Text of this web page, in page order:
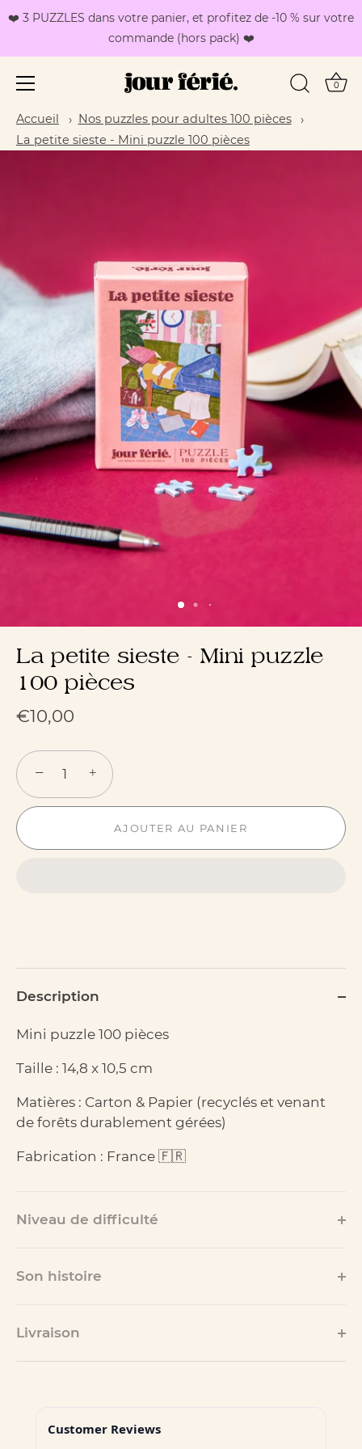
Passer
❤️ 3 PUZZLES dans votre panier, et profitez de -10 % sur votre
commande (hors pack) ❤️
0
Accueil
Nos puzzles pour adultes 100 pièces
La petite sieste - Mini puzzle 100 pièces
La petite sieste - Mini puzzle
100 pièces
€10,00
− +
AJOUTER AU PANIER
Description
Mini puzzle 100 pièces
Taille : 14,8 x 10,5 cm
Matières : Carton & Papier (recyclés et venant
de forêts durablement gérées)
Fabrication : France 🇫🇷
Niveau de difficulté
Son histoire
Livraison
Customer Reviews